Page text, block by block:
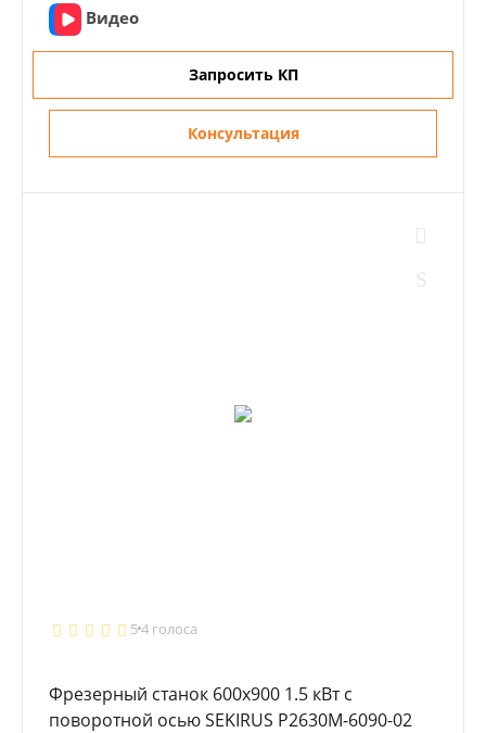
Видео
Запросить КП
Консультация
54 голоса
Фрезерный станок 600х900 1.5 кВт с
поворотной осью SEKIRUS P2630M-6090-02